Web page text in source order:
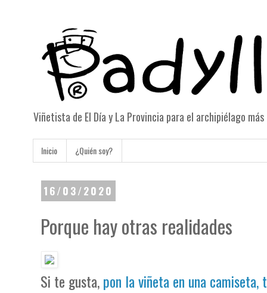
Viñetista de El Día y La Provincia para el archipiélago
Inicio ¿Quién soy?
16/03/2020
Porque hay otras realidades
Si te gusta,pon la viñeta en una camiseta,